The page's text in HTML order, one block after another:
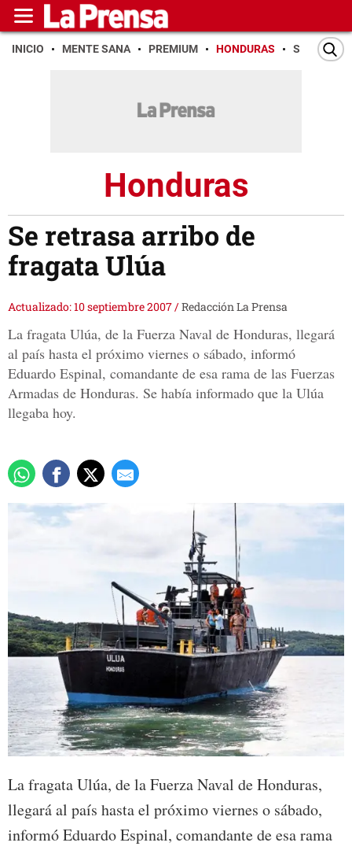
INICIO MENTE SANA PREMIUM HONDURAS SAN PEDRO
Honduras
Se retrasa arribo de
fragata Ulúa
Actualizado: 10 septiembre 2007/Redacción La Prensa
La fragata Ulúa, de la Fuerza Naval de Honduras, llegará
al país hasta el próximo viernes o sábado, informó
Eduardo Espinal, comandante de esa rama de las Fuerzas
Armadas de Honduras. Se había informado que la Ulúa
llegaba hoy.
La fragata Ulúa, de la Fuerza Naval de Honduras,
llegará al país hasta el próximo viernes o sábado,
informó Eduardo Espinal, comandante de esa rama